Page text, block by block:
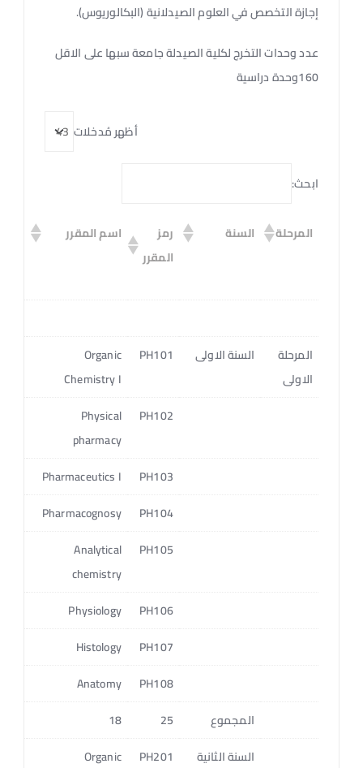
إجازة التخصص في العلوم الصيدلانية (البكالوريوس).
عدد وحدات التخرج لكلية الصيدلة جامعة سبها على الاقل
160وحدة دراسية
أظهر مُدخلات
ابحث:
المرحلة السنة
رمز
المقرر
اسم المقرر
المرحلة
الاولى
السنة الاولى PH101
Organic
Chemistry I
PH102
Physical
pharmacy
PH103
Pharmaceutics I
PH104
Pharmacognosy
PH105
Analytical
chemistry
PH106
Physiology
PH107
Histology
PH108
Anatomy
المجموع
25
18
السنة الثانية
PH201
Organic